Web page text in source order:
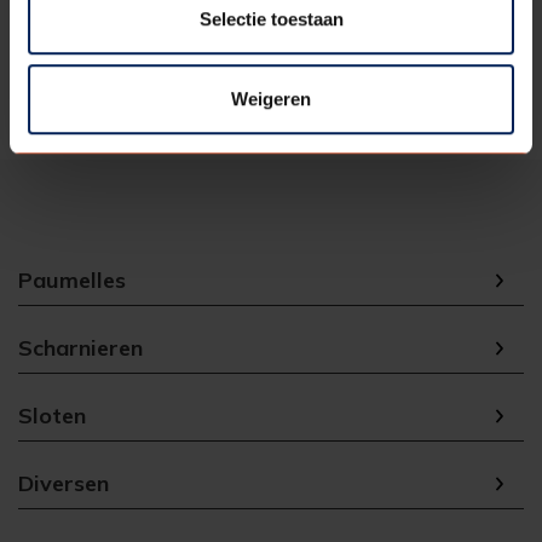
Selectie toestaan
Weigeren
Eenheid 1
Paumelles
Scharnieren
Sloten
Diversen